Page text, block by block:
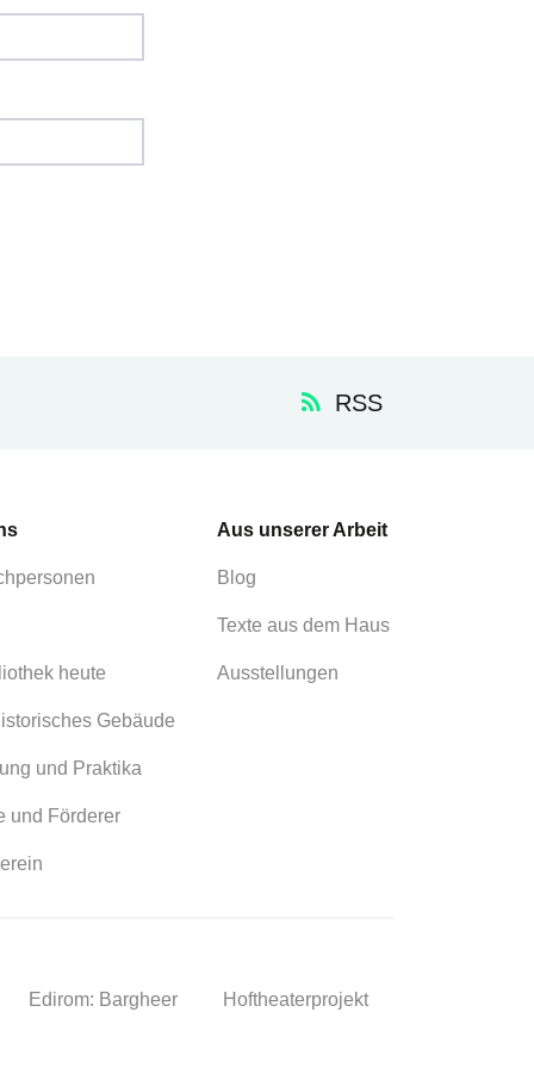
RSS
heute
Gebäude
und Praktika
und Förderer
Aus unserer Arbeit
Blog
Texte aus dem Haus
Ausstellungen
Edirom: Bargheer Hoftheaterprojekt